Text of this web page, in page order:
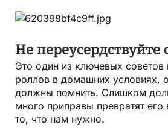
Не переусердствуйте
Это один из ключевых советов
роллов в домашних условиях,
должны помнить. Слишком
много приправы превратят его
то, что нам нужно.